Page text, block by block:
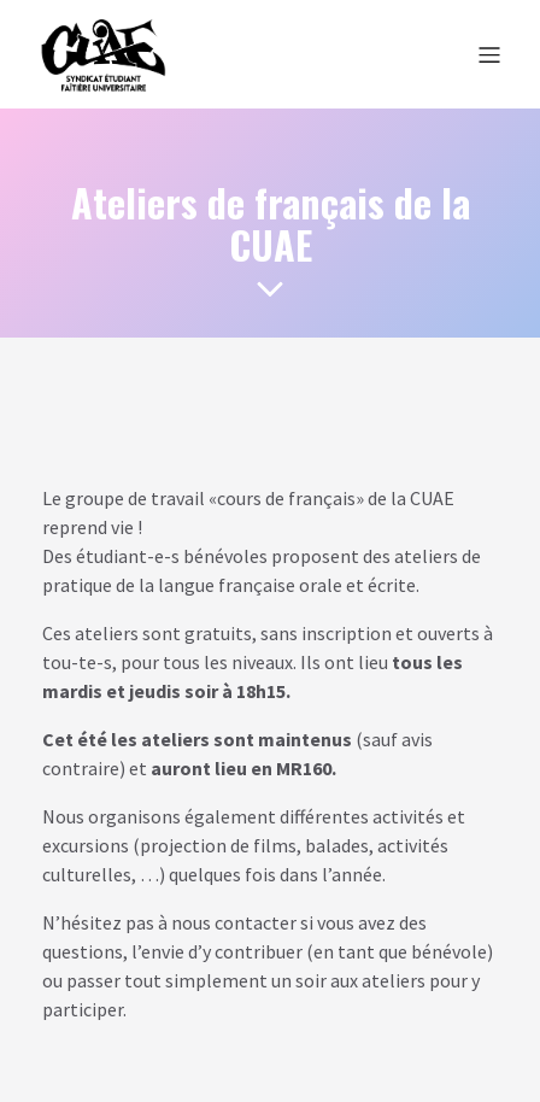
Ateliers de français de la
CUAE
Le groupe de travail «cours de français» de la CUAE
reprend vie !
Des étudiant-e-s bénévoles proposent des ateliers de
pratique de la langue française orale et écrite.
Ces ateliers sont gratuits, sans inscription et ouverts à
tou-te-s, pour tous les niveaux. Ils ont lieu tous les
mardis et jeudis soir à 18h15.
Cet été les ateliers sont maintenus (sauf avis
contraire) et auront lieu en MR160.
Nous organisons également différentes activités et
excursions (projection de films, balades, activités
culturelles, …) quelques fois dans l’année.
N’hésitez pas à nous contacter si vous avez des
questions, l’envie d’y contribuer (en tant que bénévole)
ou passer tout simplement un soir aux ateliers pour y
participer.